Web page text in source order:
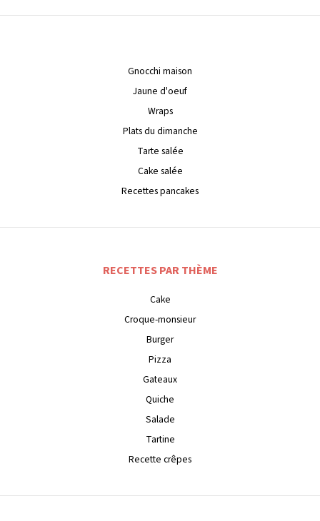
Gnocchi maison
Jaune d'oeuf
Wraps
Plats du dimanche
Tarte salée
Cake salée
Recettes pancakes
RECETTES PAR THÈME
Cake
Croque-monsieur
Burger
Pizza
Gateaux
Quiche
Salade
Tartine
Recette crêpes